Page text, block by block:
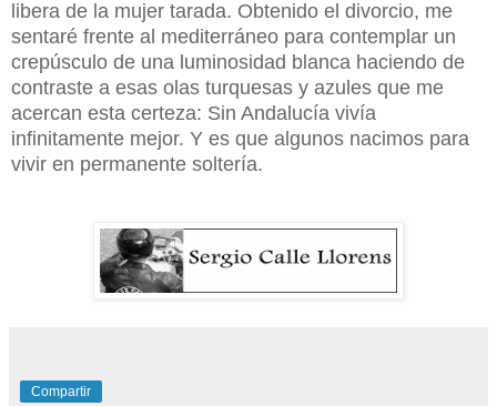
libera de la mujer tarada. Obtenido el divorcio, me
sentaré frente al mediterráneo para contemplar un
crepúsculo de una luminosidad blanca haciendo de
contraste a esas olas turquesas y azules que me
acercan esta certeza: Sin Andalucía vivía
infinitamente mejor. Y es que algunos nacimos para
vivir en permanente soltería.
Compartir